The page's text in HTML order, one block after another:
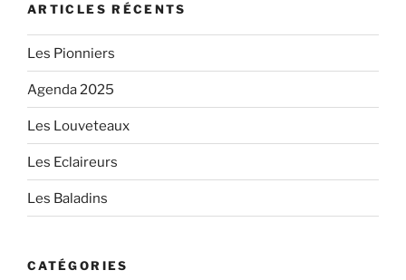
ARTICLES RÉCENTS
Les Pionniers
Agenda 2025
Les Louveteaux
Les Eclaireurs
Les Baladins
CATÉGORIES